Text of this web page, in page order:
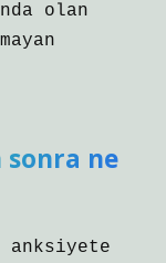
olan
sonra ne
anksiyete